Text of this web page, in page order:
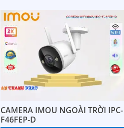
CAMERA IMOU NGOÀI TRỜI IPC-
F46FEP-D